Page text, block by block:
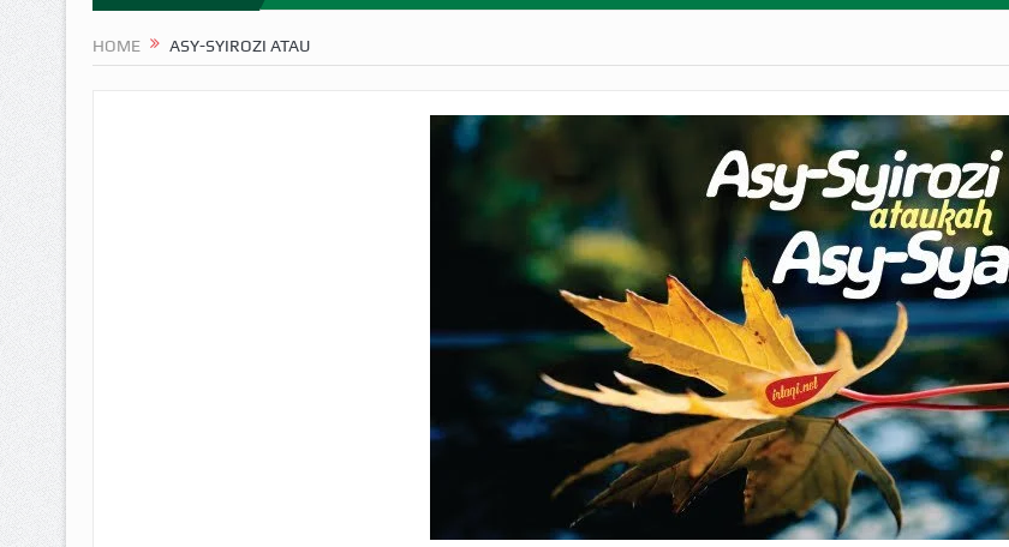
NEWS
BAGAIMANA CARA MEMBAYAR ZAKAT UANG? UANG HARAM BISA MENJADI HALAL JIKA
BAHASA CINTA KARENA ALLAH HUKUM
HUKUM MEMBAYAR ZAKAT KEPADA KERABAT SENDIRI
HOME ASY-SYIROZI ATAU